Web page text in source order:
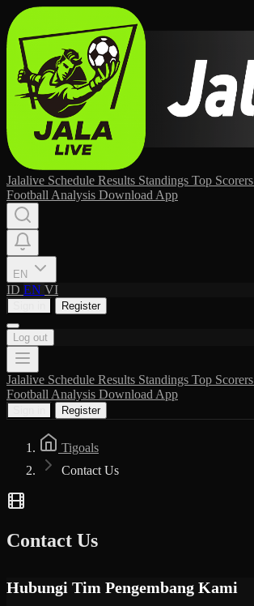
Jalalive Schedule Results Standings Top Scorers
Football Analysis Download App
EN
ID EN VI
Register
Log out
Jalalive Schedule Results Standings Top Scorers
Football Analysis Download App
Register
Tigoals
Contact Us
Contact Us
Hubungi Tim Pengembang Kami